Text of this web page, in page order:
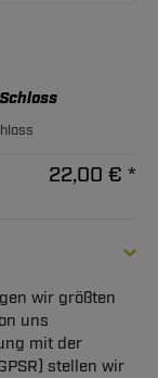
22,00 € *
wir größten
uns
mit der
stellen wir